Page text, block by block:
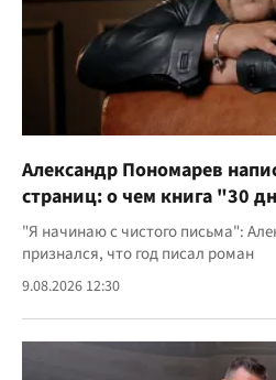
Александр Пономарев
страниц: о чем книга "30
"Я начинаю с чистого письма":
признался, что год писал роман
9.08.2026 12:30